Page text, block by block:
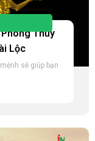
Thủy
Lộc
sẽ giúp bạn